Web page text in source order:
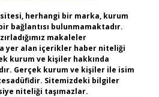
herhangi bir marka, kurum
bağlantısı bulunmamaktadır.
makaleler
yer alan içerikler haber niteliği
kurum ve kişiler hakkında
Gerçek kurum ve kişiler ile isim
Sitemizdeki bilgiler
niteliği taşımazlar.